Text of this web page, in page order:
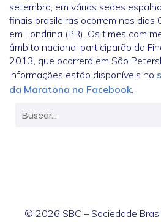
setembro, em várias sedes
finais brasileiras ocorrem nos dias
em Londrina (PR). Os times com
âmbito nacional participarão da
2013, que ocorrerá em São
informações estão disponíveis no
da Maratona no Facebook.
© 2026 SBC – Sociedade